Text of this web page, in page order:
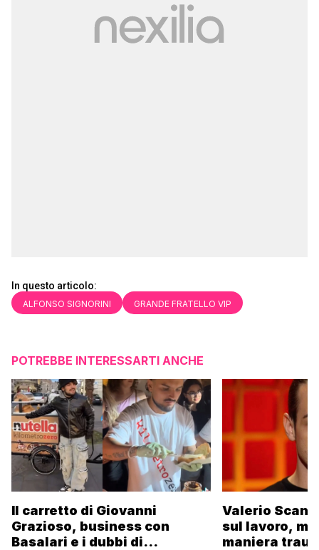
In questo articolo:
ALFONSO SIGNORINI GRANDE FRATELLO VIP
POTREBBE INTERESSARTI ANCHE
Il carretto di Giovanni
Grazioso, business con
Basalari e i dubbi di
Valerio
sul lavoro,
maniera